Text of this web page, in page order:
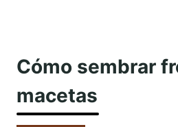
Cómo sembrar
macetas